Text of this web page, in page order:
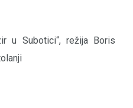
u Subotici“, režija Boris